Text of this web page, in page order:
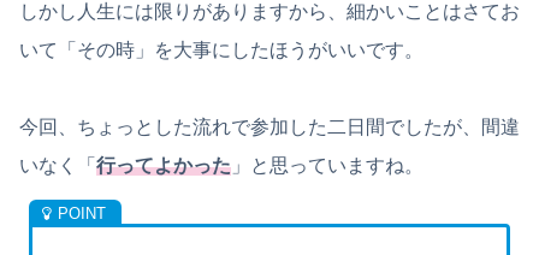
しかし人生には限りがありますから、細かいことはさてお
いて「その時」を大事にしたほうがいいです。
今回、ちょっとした流れで参加した二日間でしたが、間違
いなく「 行ってよかった 」と思っていますね。